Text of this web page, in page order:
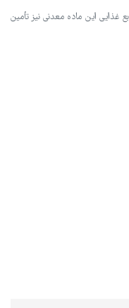
غذایی این ماده معدنی نیز تأمین